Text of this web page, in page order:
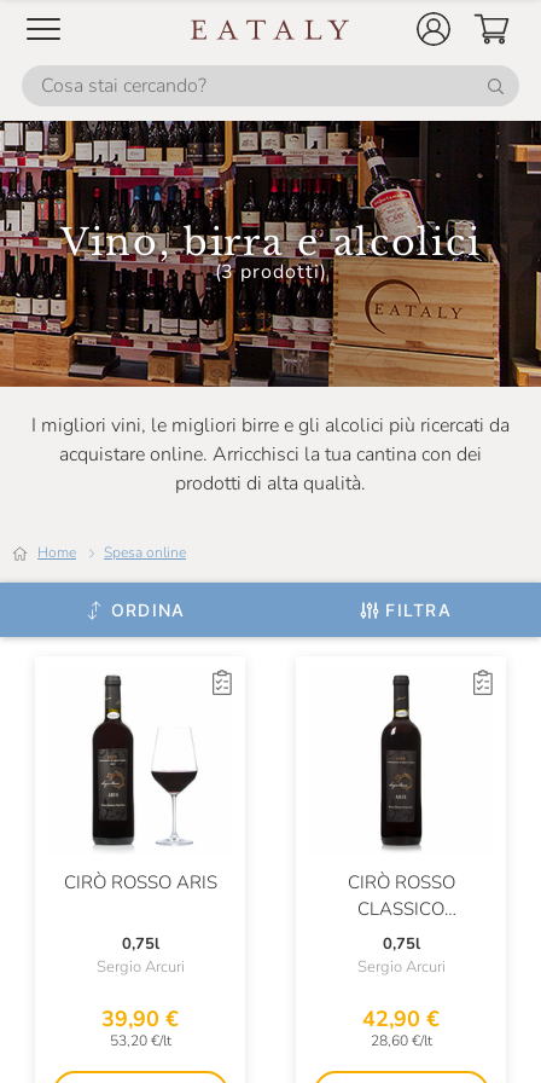
Vino, birra e alcolici
(3 prodotti)
I migliori vini, le migliori birre e gli alcolici più ricercati da
acquistare online. Arricchisci la tua cantina con dei
prodotti di alta qualità.
Home Spesa online
ORDINA FILTRA
Birrificio Amerino
Birrificio Antoniano
Birrificio Lambrate
Birrificio Maiella
Birrificio Milano
Birrificio Montegioco
Birrificio Del Ducato
Bisol
Blazic
Bodegas Faustino González
Bollinger
Borgo Castagni
Borgo Conventi
Borgogno
Braida
Brandini
BrewDog
Bruno Paillard
Bruno Ribadi
CIRÒ ROSSO ARIS
0,75l
Sergio Arcuri
39,90 €
53,20 €/lt
CIRÒ ROSSO
CLASSICO
SUPERIORE RISERVA
DOC “PIÙ VITE”
0,75l
Sergio Arcuri
42,90 €
28,60 €/lt